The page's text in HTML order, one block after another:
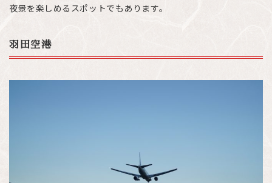
夜景を楽しめるスポットでもあります。
羽田空港